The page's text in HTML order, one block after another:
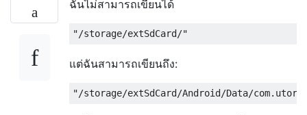
ฉันไม่สามารถเขียนได้
แต่ฉันสามารถเขียนถึง: